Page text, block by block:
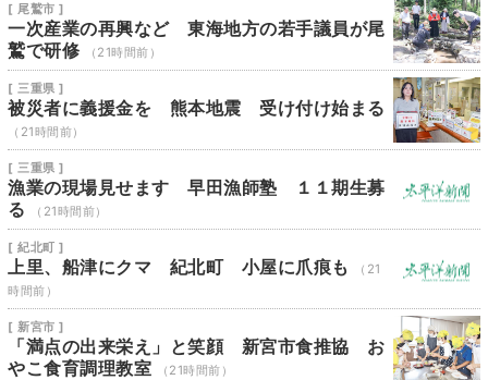
[ 尾鷲市 ]
一次産業の再興など 東海地方の若手議員が尾
鷲で研修
（21時間前）
[ 三重県 ]
被災者に義援金を 熊本地震 受け付け始まる
（21時間前）
[ 三重県 ]
漁業の現場見せます 早田漁師塾 １１期生募
る
（21時間前）
[ 紀北町 ]
上里、船津にクマ 紀北町 小屋に爪痕も
（21
時間前）
[ 新宮市 ]
「満点の出来栄え」と笑顔 新宮市食推協 お
やこ食育調理教室
（21時間前）